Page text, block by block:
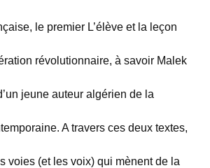
le premier L’élève et la leçon
révolutionnaire, à savoir Malek
jeune auteur algérien de la
A travers ces deux textes,
voies (et les voix) qui mènent de la